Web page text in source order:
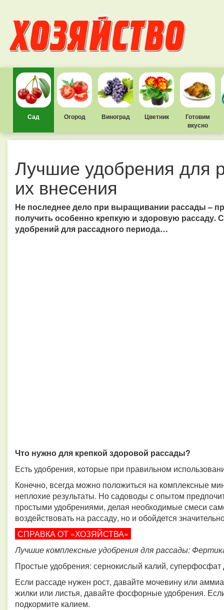
Сад Огород Виноград Цветник
Готовим
вкусно
Лучшие удобрения для
их внесения
Не последнее дело при выращивании рассады –
получить особенно крепкую и здоровую рассаду.
удобрений для рассадного периода…
Что нужно для крепкой здоровой рассады?
Есть удобрения, которые при правильном
Конечно, всегда можно положиться на комплексные
неплохие результаты. Но садоводы с опытом
простыми удобрениями, делая необходимые смеси
воздействовать на рассаду, но и обойдется
СПРАВКА ОТ «ХОЗЯЙСТВА»
Лучшие комплексные удобрения для рассады:
Простые удобрения: сернокислый калий,
Если рассаде нужен рост, давайте мочевину или
жилки или листья, давайте фосфорные удобрения.
подкормите калием.